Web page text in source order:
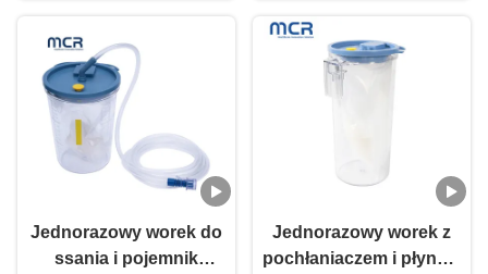
Jednorazowy worek do
ssania i pojemnik
Jednorazowy worek z
pochłaniaczem i płynem